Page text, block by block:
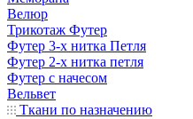
Велюр
Трикотаж Футер
Футер 3-х нитка Петля
Футер 2-х нитка петля
Футер с начесом
Вельвет
Ткани по назначению